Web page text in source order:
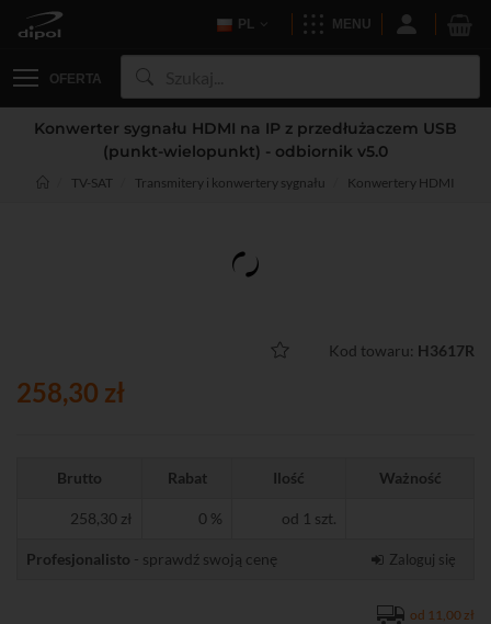
PL MENU
OFERTA
Konwerter sygnału HDMI na IP z przedłużaczem USB
(punkt-wielopunkt) - odbiornik v5.0
TV-SAT Transmitery i konwertery sygnału Konwertery HDMI
Kod towaru: H3617R
258,30 zł
Brutto Rabat Ilość Ważność
258,30 zł 0 % od 1 szt.
Profesjonalisto - sprawdź swoją cenę Zaloguj się
od 11,00 zł